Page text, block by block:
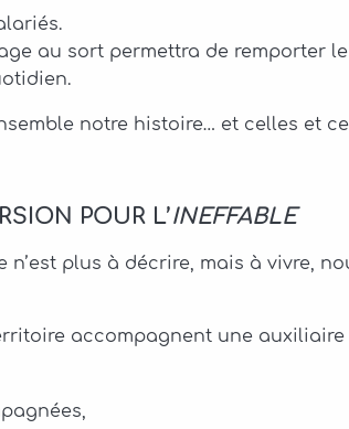
au sort permettra de remporter
notre histoire… et celles et
POUR L’INEFFABLE
n’est plus à décrire, mais à vivre,
accompagnent une